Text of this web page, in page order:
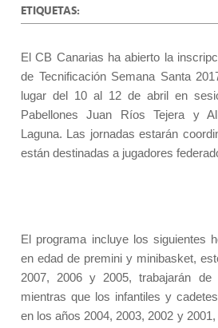
ETIQUETAS:
El CB Canarias ha abierto la
de Tecnificación Semana Santa
lugar del 10 al 12 de abril en
Pabellones Juan Ríos Tejera y
Laguna. Las jornadas estarán
están destinadas a jugadores
El programa incluye los siguientes
en edad de premini y minibasket,
2007, 2006 y 2005, trabajarán
mientras que los infantiles y
en los años 2004, 2003, 2002 y